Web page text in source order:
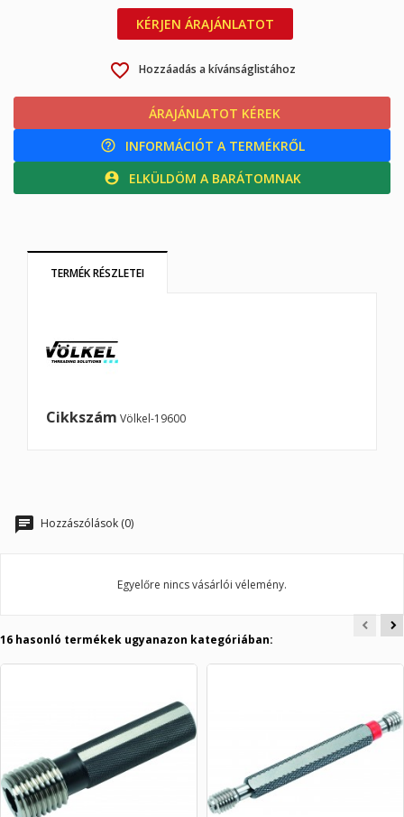
KÉRJEN ÁRAJÁNLATOT
favorite_border Hozzáadás a kívánságlistához
calculator
ÁRAJÁNLATOT KÉREK
help_outline INFORMÁCIÓT A TERMÉKRŐL
account_circle ELKÜLDÖM A BARÁTOMNAK
TERMÉK RÉSZLETEI
Cikkszám Völkel-19600
Hozzászólások (0)
Egyelőre nincs vásárlói vélemény.
16 hasonló termékek ugyanazon kategóriában:
Kívánságlistáim
Kívánságlista neve
Be kell jelentkezned a termékek kívánságlistába történő